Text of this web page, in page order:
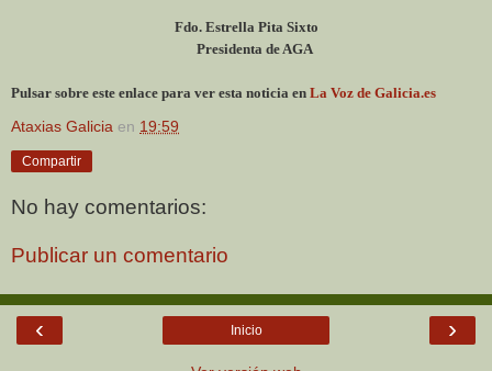
Fdo. Estrella Pita Sixto
Presidenta de AGA
Pulsar sobre este enlace para ver esta noticia en La Voz de Galicia.es
Ataxias Galicia en 19:59
Compartir
No hay comentarios:
Publicar un comentario
‹ ›
Inicio